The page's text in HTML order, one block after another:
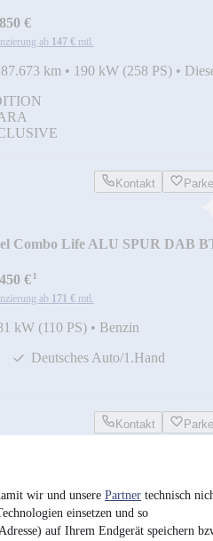
wir und unsere Partner technisch
einsetzen und so
auf Ihrem Endgerät speichern
€
ab 147 € mtl.
km • 190 kW (258 PS) •
Kontakt
Combo Life ALU SPUR DAB
€¹
ab 171 € mtl.
kW (110 PS) • Benzin
Deutsches Auto/1.Hand
Kontakt